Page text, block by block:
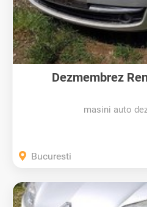
Dezmembrez
masini auto
Bucuresti